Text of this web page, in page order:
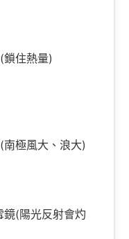
鎖住熱量)
南極風大、浪大)
(陽光反射會灼